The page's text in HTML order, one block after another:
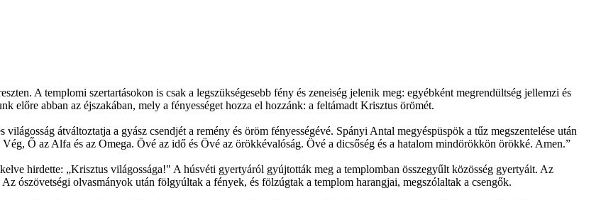
A templomi szertartásokon is csak a legszükségesebb fény és zeneiség jelenik meg: egyébként megrendültség jellemzi és
előre abban az éjszakában, mely a fényességet hozza el hozzánk: a feltámadt Krisztus örömét.
átváltoztatja a gyász csendjét a remény és öröm fényességévé. Spányi Antal megyéspüspök a tűz megszentelése után
Ő az Alfa és az Omega. Övé az idő és Övé az örökkévalóság. Övé a dicsőség és a hatalom mindörökkön örökké. Amen.”
hirdette: „Krisztus világossága!" A húsvéti gyertyáról gyújtották meg a templomban összegyűlt közösség gyertyáit. Az
ószövetségi olvasmányok után fölgyúltak a fények, és fölzúgtak a templom harangjai, megszólaltak a csengők.